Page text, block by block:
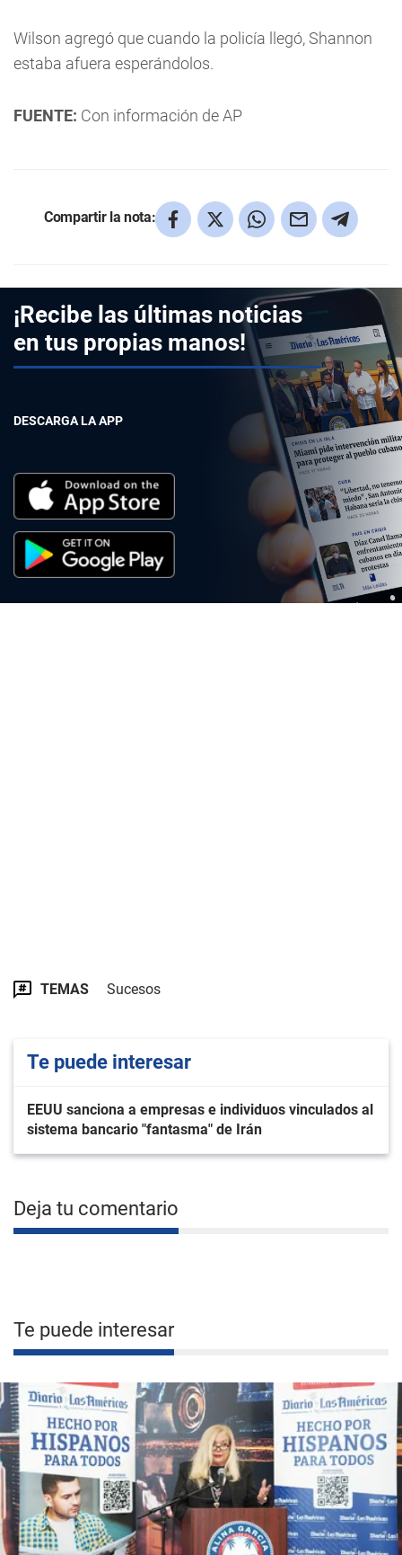
Wilson agregó que cuando la policía llegó, Shannon
estaba afuera esperándolos.
FUENTE: Con información de AP
Compartir la nota:
¡Recibe las últimas noticias
en tus propias manos!
DESCARGA LA APP
TEMAS Sucesos
Te puede interesar
EEUU sanciona a empresas e individuos vinculados al
sistema bancario "fantasma" de Irán
Deja tu comentario
Te puede interesar